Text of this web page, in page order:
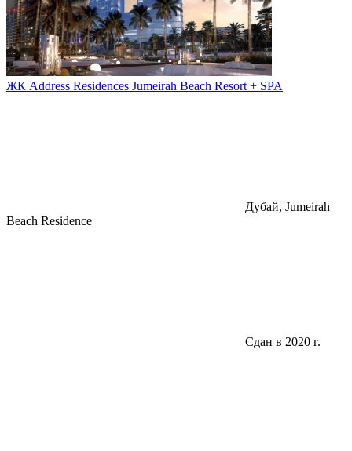
ЖК Address Residences Jumeirah Beach Resort + SPA
Дубай, Jumeirah
Beach Residence
Сдан в 2020 г.